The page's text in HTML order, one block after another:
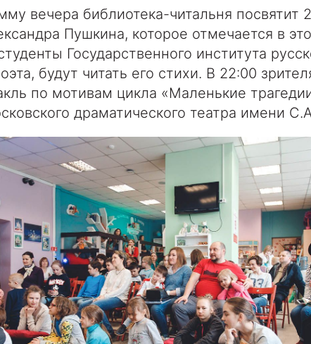
вечера библиотека-читальня посвятит
Пушкина, которое отмечается в
Государственного института
будут читать его стихи. В 22:00
по мотивам цикла «Маленькие
драматического театра имени